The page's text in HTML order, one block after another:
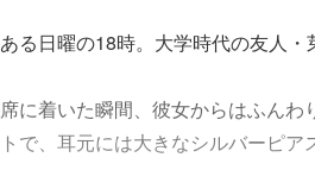
ある日曜の18時。大学時代の友人・
席に着いた瞬間、彼女からはふん
トで、耳元には大きなシルバーピア